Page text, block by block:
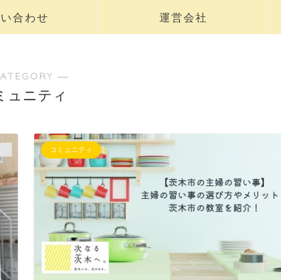
合わせ 運営会社
―
ュニティ
コミュニティ